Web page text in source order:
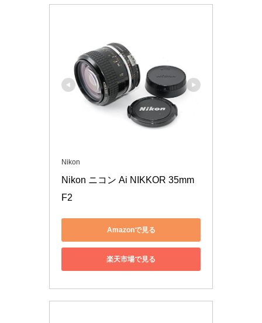
Nikon
Nikon ニコン Ai NIKKOR 35mm
F2
Amazonで見る
楽天市場で見る